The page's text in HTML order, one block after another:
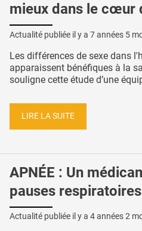
mieux dans le cœur
Actualité publiée il y a 7 années 5
Les différences de sexe dans
apparaissent bénéfiques à la
souligne cette étude d’une
LIRE LA SUITE
APNÉE : Un
pauses respiratoires
Actualité publiée il y a 4 années 2